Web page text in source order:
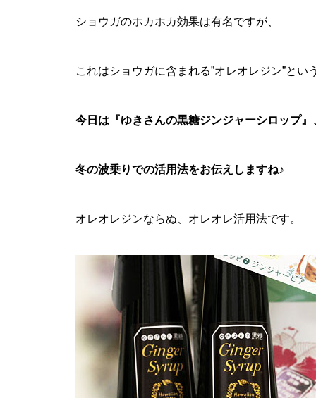
ショウガのホカホカ効果は有名ですが、
これはショウガに含まれる”オレオレジン”と
今日は『ゆきさんの黒糖ジンジャーシロップ』
冬の波乗りでの活用法をお伝えしますね♪
オレオレジンならぬ、オレオレ活用法です。